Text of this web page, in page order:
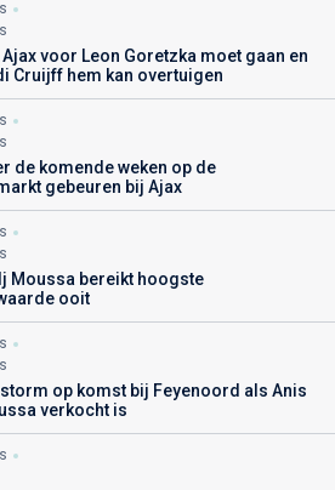
voor Leon Goretzka moet gaan en
Cruijff hem kan overtuigen
de komende weken op de
gebeuren bij Ajax
Moussa bereikt hoogste
ooit
op komst bij Feyenoord als Anis
verkocht is